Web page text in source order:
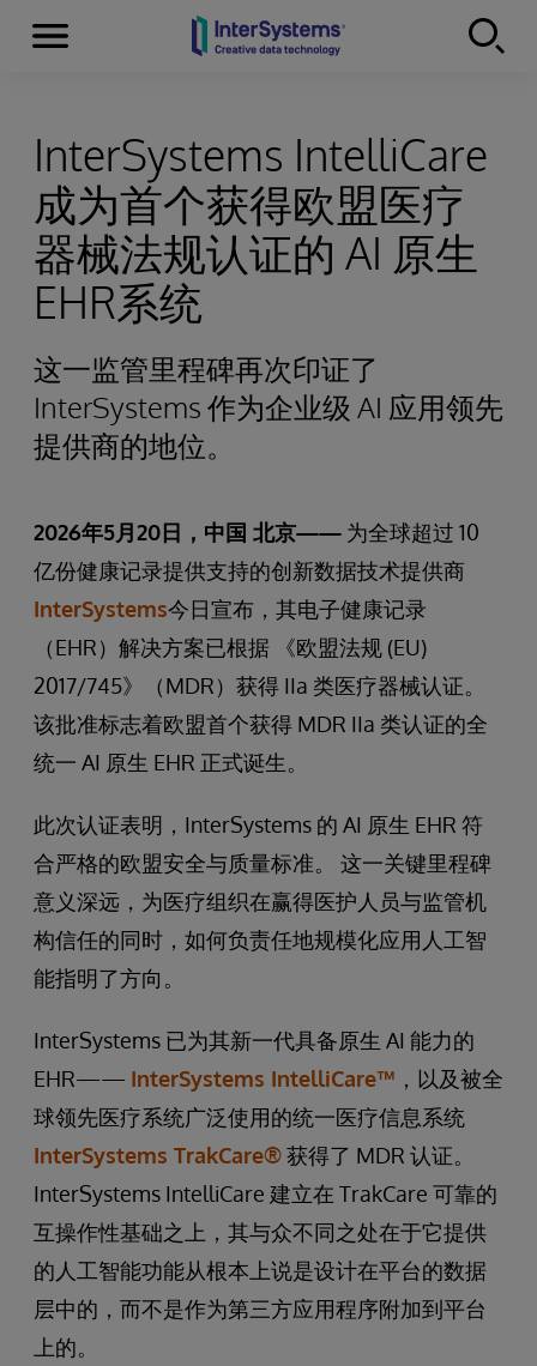
Skip to content
Menu
InterSystems IntelliCare
成为首个获得欧盟医疗
器械法规认证的 AI 原生
EHR系统
这一监管里程碑再次印证了
InterSystems 作为企业级 AI 应用领先
提供商的地位。
2026年5月20日，中国 北京—— 为全球超过 10
亿份健康记录提供支持的创新数据技术提供商
InterSystems​今日宣布，其电子健康记录
（EHR）解决方案已根据 《欧盟法规 (EU)
2017/745》（MDR）获得 IIa 类医疗器械​认证。
该批准标志着欧盟首个获得 MDR IIa 类认证的全
统一 AI 原生 EHR​ 正式诞生。
此次认证表明，InterSystems 的 AI 原生 EHR 符
合严格的欧盟安全与质量标准。 这一关键里程碑
意义深远，为医疗组织在赢得医护人员与监管机
构信任的同时，如何负责任地规模化应用人工智
能指明了方向。
InterSystems 已为其新一代具备原生 AI 能力的
EHR—— InterSystems IntelliCare™ ，以及被全
球领先医疗系统广泛使用的统一医疗信息系统
InterSystems TrakCare®​获得了 MDR 认证。
InterSystems IntelliCare 建立在 TrakCare 可靠的
互操作性基础之上，其与众不同之处在于它提供
的人工智能功能从根本上说是设计在平台的数据
层中的，而不是作为第三方应用程序附加到平台
上的。